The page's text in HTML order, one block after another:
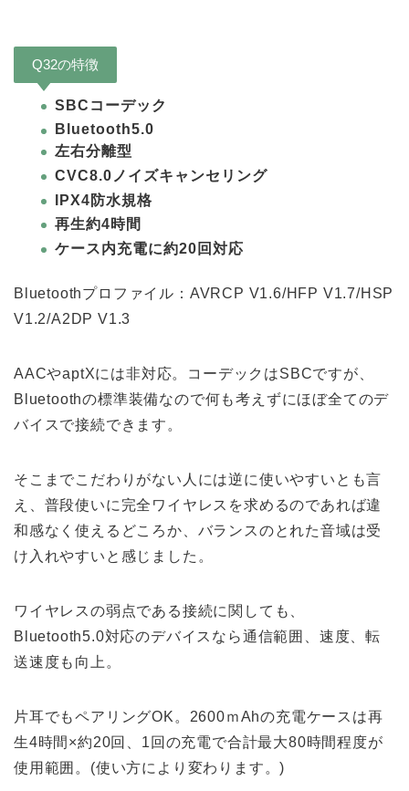
Q32の特徴
SBCコーデック
Bluetooth5.0
左右分離型
CVC8.0ノイズキャンセリング
IPX4防水規格
再生約4時間
ケース内充電に約20回対応
Bluetoothプロファイル：AVRCP V1.6/HFP V1.7/HSP
V1.2/A2DP V1.3
AACやaptXには非対応。コーデックはSBCですが、
Bluetoothの標準装備なので何も考えずにほぼ全てのデ
バイスで接続できます。
そこまでこだわりがない人には逆に使いやすいとも言
え、普段使いに完全ワイヤレスを求めるのであれば違
和感なく使えるどころか、バランスのとれた音域は受
け入れやすいと感じました。
ワイヤレスの弱点である接続に関しても、
Bluetooth5.0対応のデバイスなら通信範囲、速度、転
送速度も向上。
片耳でもペアリングOK。2600ｍAhの充電ケースは再
生4時間×約20回、1回の充電で合計最大80時間程度が
使用範囲。(使い方により変わります。)